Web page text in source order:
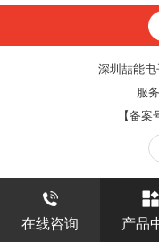
深圳喆能电
服
【备案
在线咨询 产品